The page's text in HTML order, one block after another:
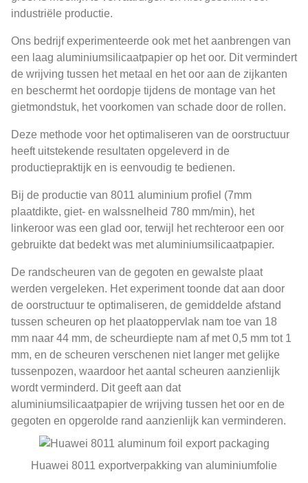
industriële productie.
Ons bedrijf experimenteerde ook met het aanbrengen van
een laag aluminiumsilicaatpapier op het oor. Dit vermindert
de wrijving tussen het metaal en het oor aan de zijkanten
en beschermt het oordopje tijdens de montage van het
gietmondstuk, het voorkomen van schade door de rollen.
Deze methode voor het optimaliseren van de oorstructuur
heeft uitstekende resultaten opgeleverd in de
productiepraktijk en is eenvoudig te bedienen.
Bij de productie van 8011 aluminium profiel (7mm
plaatdikte, giet- en walssnelheid 780 mm/min), het
linkeroor was een glad oor, terwijl het rechteroor een oor
gebruikte dat bedekt was met aluminiumsilicaatpapier.
De randscheuren van de gegoten en gewalste plaat
werden vergeleken. Het experiment toonde dat aan door
de oorstructuur te optimaliseren, de gemiddelde afstand
tussen scheuren op het plaatoppervlak nam toe van 18
mm naar 44 mm, de scheurdiepte nam af met 0,5 mm tot 1
mm, en de scheuren verschenen niet langer met gelijke
tussenpozen, waardoor het aantal scheuren aanzienlijk
wordt verminderd. Dit geeft aan dat
aluminiumsilicaatpapier de wrijving tussen het oor en de
gegoten en opgerolde rand aanzienlijk kan verminderen.
Huawei 8011 exportverpakking van aluminiumfolie